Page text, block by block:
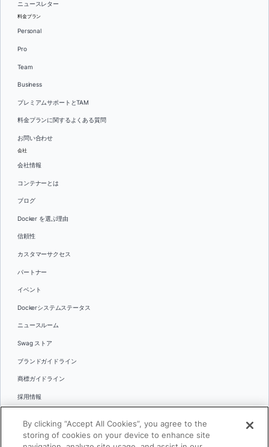
ニュースレター
料金プラン
Personal
Pro
Team
Business
プレミアムサポートとTAM
料金プランに関するよくある質問
お問い合わせ
会社
会社情報
コンテナーとは
ブログ
Docker を選ぶ理由
信頼性
カスタマーサクセス
パートナー
イベント
Dockerシステムステータス
ニュースルーム
Swag ストア
ブランドガイドライン
商標ガイドライン
採用情報
言語By clicking “Accept All Cookies”, you agree to the
storing of cookies on your device to enhance site